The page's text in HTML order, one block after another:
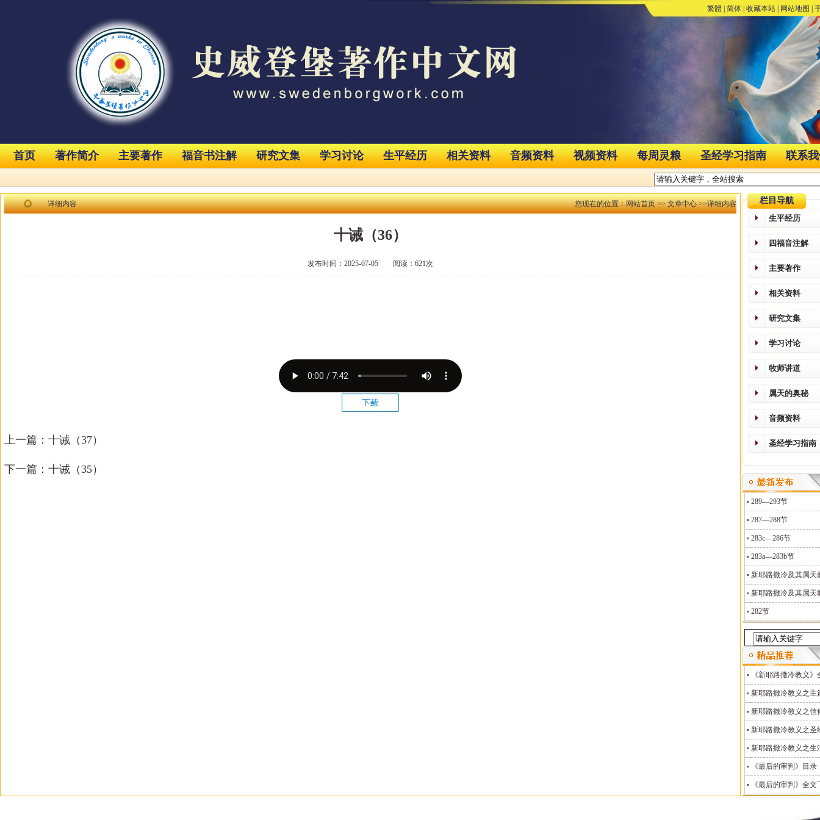
繁體 简体 收藏本站 网站地图
首页 著作简介 主要著作 福音书注解 研究文集 学习讨论 生平经历 相关资料 音频资料 视频资料 每周灵粮 圣经学习指南 联系
详细内容 您现在的位置：网站首页>>文章中心>>详细内容
十诫（36）
发布时间：2025-07-05 阅读：621次
上一篇： 十诫（37）
下一篇： 十诫（35）
栏目导航
生平经历
四福音注解
主要著作
相关资料
研究文集
学习讨论
牧师讲道
属天的奥秘
音频资料
圣经学习指南
289—293节
287—288节
283c—286节
283a—283b节
新耶路撒冷及其属天
新耶路撒冷及其属天
282节
《新耶路撒冷教义》
新耶路撒冷教义之主
新耶路撒冷教义之信
新耶路撒冷教义之圣
新耶路撒冷教义之生
《最后的审判》目录
《最后的审判》全文